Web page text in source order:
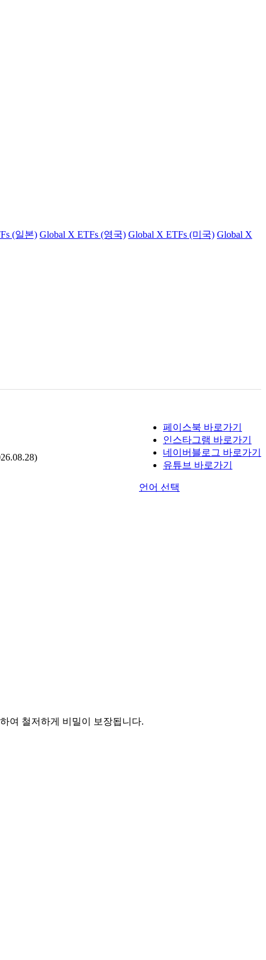
(일본) Global X ETFs (영국) Global X ETFs (미국) Global X
페이스북 바로가기
인스타그램 바로가기
네이버블로그 바로가기
유튜브 바로가기
언어 선택
여 철저하게 비밀이 보장됩니다.